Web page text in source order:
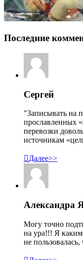
Последние
Сергей
"Записывать на
прославленных
перевозки
источникам
Далее>>
Александра
Могу точно
на ура!!! Я
не